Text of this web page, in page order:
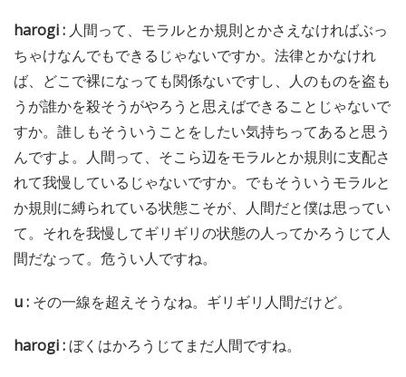
harogi : 人間って、モラルとか規則とかさえなければぶっ
ちゃけなんでもできるじゃないですか。法律とかなけれ
ば、どこで裸になっても関係ないですし、人のものを盗も
うが誰かを殺そうがやろうと思えばできることじゃないで
すか。誰しもそういうことをしたい気持ちってあると思う
んですよ。人間って、そこら辺をモラルとか規則に支配さ
れて我慢しているじゃないですか。でもそういうモラルと
か規則に縛られている状態こそが、人間だと僕は思ってい
て。それを我慢してギリギリの状態の人ってかろうじて人
間だなって。危うい人ですね。
u : その一線を超えそうなね。ギリギリ人間だけど。
harogi :ぼくはかろうじてまだ人間ですね。